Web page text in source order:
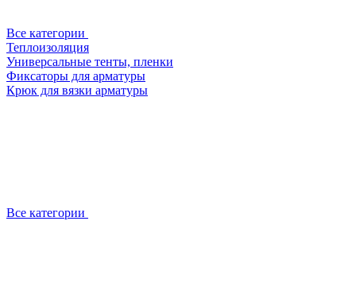
Все категории
Теплоизоляция
Универсальные тенты, пленки
Фиксаторы для арматуры
Крюк для вязки арматуры
Все категории